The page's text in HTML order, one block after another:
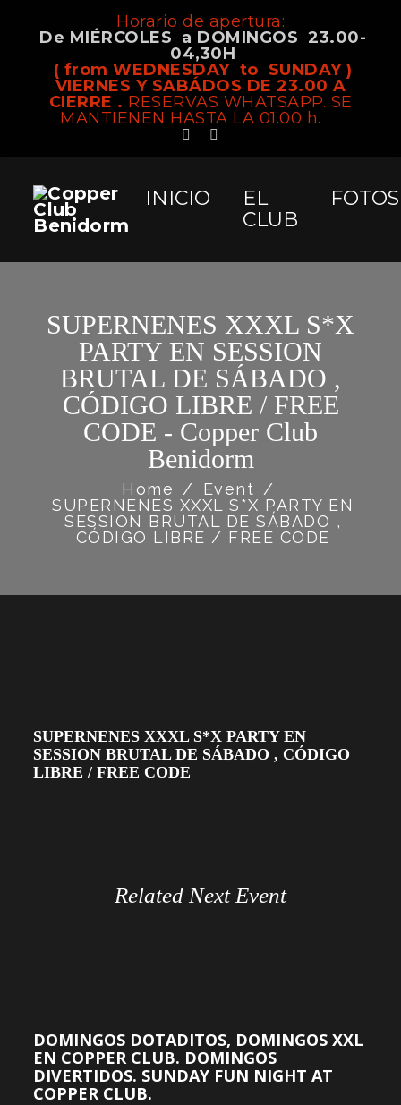
Horario de apertura:
De MIÉRCOLES a DOMINGOS 23.00-
04,30H
( from WEDNESDAY to SUNDAY )
VIERNES Y SABÁDOS DE 23.00 A
CIERRE . RESERVAS WHATSAPP. SE
MANTIENEN HASTA LA 01.00 h.
INICIO
EL
CLUB
FOTOS
SUPERNENES XXXL S*X
PARTY EN SESSION
BRUTAL DE SÁBADO ,
CÓDIGO LIBRE / FREE
CODE - Copper Club
Benidorm
Home / Event /
SUPERNENES XXXL S*X PARTY EN
SESSION BRUTAL DE SÁBADO ,
CÓDIGO LIBRE / FREE CODE
SUPERNENES XXXL S*X PARTY EN
SESSION BRUTAL DE SÁBADO , CÓDIGO
LIBRE / FREE CODE
Related Next Event
DOMINGOS DOTADITOS, DOMINGOS XXL
EN COPPER CLUB. DOMINGOS
DIVERTIDOS. SUNDAY FUN NIGHT AT
COPPER CLUB.